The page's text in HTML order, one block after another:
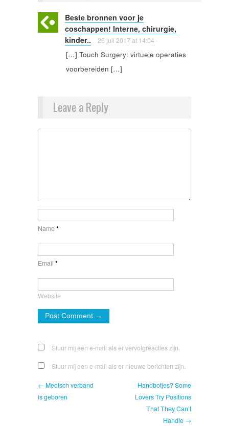
Beste bronnen voor je
coschappen! Interne, chirurgie,
kinder..
26 juli 2017at 14:04 ·
[…] Touch Surgery: virtuele operaties
voorbereiden […]
Leave a Reply
Name*
Email *
Website
Stuur mij een e-mail als er vervolgreacties zijn.
Stuur mij een e-mail als er nieuwe berichten zijn.
← Medisch verband
is geboren
Handbotjes? Some
Lovers Try Positions
That They Can’t
Handle →